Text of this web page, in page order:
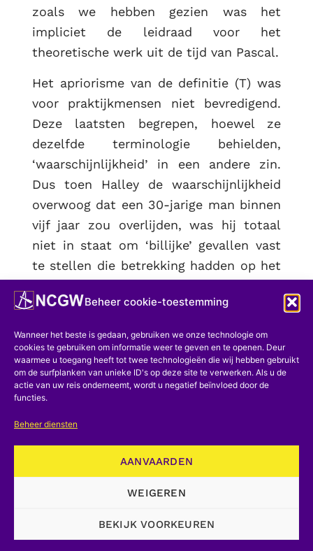
Beheer cookie-toestemming
Wanneer het beste is gedaan, gebruiken we onze technologie om
cookies te gebruiken om informatie weer te geven en te openen. Deur
waarmee u toegang heeft tot twee technologieën die wij hebben gebruikt
om de surfplanken van unieke ID's op deze site te verwerken. Als u de
actie van uw reis onderneemt, wordt u negatief beïnvloed door de
functies.
Beheer diensten
AANVAARDEN
WEIGEREN
BEKIJK VOORKEUREN
zoals we hebben gezien was het
impliciet de leidraad voor het
theoretische werk uit de tijd van Pascal.
Het apriorisme van de definitie (T) was
voor praktijkmensen niet bevredigend.
Deze laatsten begrepen, hoewel ze
dezelfde terminologie behielden,
‘waarschijnlijkheid’ in een andere zin.
Dus toen Halley de waarschijnlijkheid
overwoog dat een 30-jarige man binnen
vijf jaar zou overlijden, was hij totaal
niet in staat om ‘billijke’ gevallen vast
te stellen die betrekking hadden op het
hem zou de waarschijnlijkheid als
geschreven in de vorm van het quotiënt
van het aantal voorvallen van de
gebeurtenis (overlijden binnen 5 jaar
aantal gemaakte waarnemingen
(mannen van 30 jaar in aanmerking
genomen). . Deze tweede definitie wordt
gesymboliseerd door: